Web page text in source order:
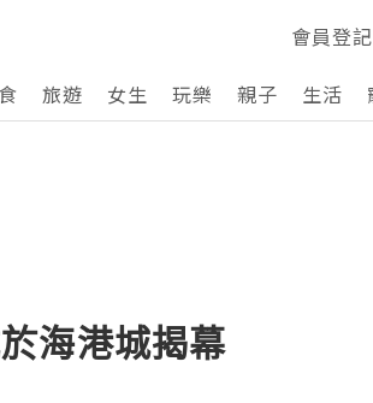
會員登記
旅遊 女生 玩樂 親子 生活
海港城揭幕